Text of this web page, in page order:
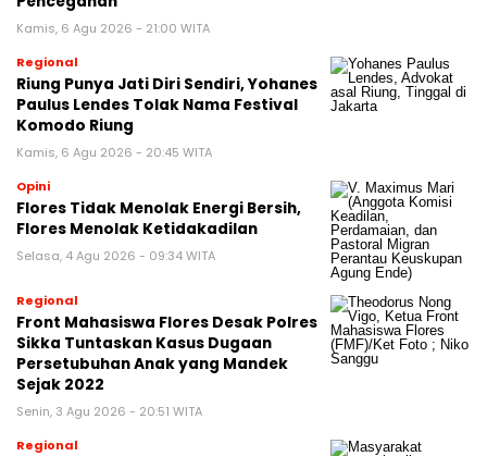
Kamis, 6 Agu 2026 - 21:00 WITA
Regional
Riung Punya Jati Diri Sendiri, Yohanes
Paulus Lendes Tolak Nama Festival
Komodo Riung
Kamis, 6 Agu 2026 - 20:45 WITA
Opini
Flores Tidak Menolak Energi Bersih,
Flores Menolak Ketidakadilan
Selasa, 4 Agu 2026 - 09:34 WITA
Regional
Front Mahasiswa Flores Desak Polres
Sikka Tuntaskan Kasus Dugaan
Persetubuhan Anak yang Mandek
Sejak 2022
Senin, 3 Agu 2026 - 20:51 WITA
Regional